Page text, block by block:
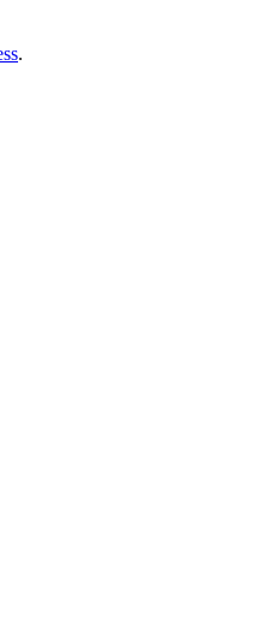
.